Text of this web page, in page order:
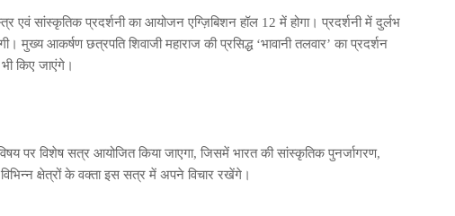
सांस्कृतिक प्रदर्शनी का आयोजन एग्ज़िबिशन हॉल 12 में होगा। प्रदर्शनी में दुर्लभ
मुख्य आकर्षण छत्रपति शिवाजी महाराज की प्रसिद्ध ‘भावानी तलवार’ का प्रदर्शन
किए जाएंगे।
पर विशेष सत्र आयोजित किया जाएगा, जिसमें भारत की सांस्कृतिक पुनर्जागरण,
विभिन्न क्षेत्रों के वक्ता इस सत्र में अपने विचार रखेंगे।